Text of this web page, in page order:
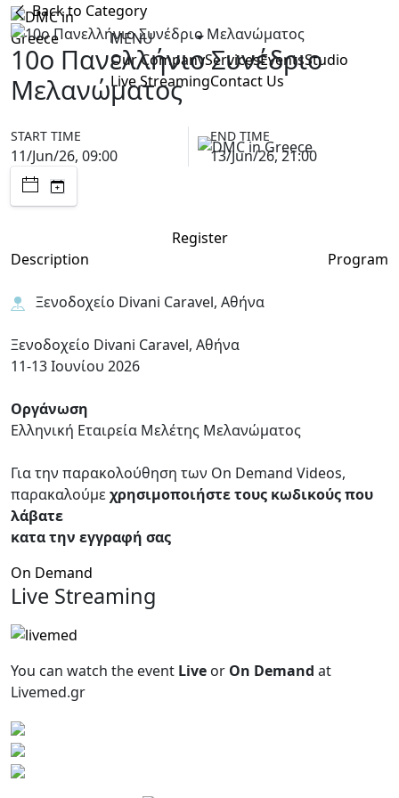
MENU
Our CompanyServicesEventsStudio
Live StreamingContact Us
Back to Category
10ο Πανελλήνιο Συνέδριο
Μελανώματος
START TIME
11/Jun/26, 09:00
END TIME
13/Jun/26, 21:00
Register
Description
Program
Ξενοδοχείο Divani Caravel, Αθήνα
Ξενοδοχείο Divani Caravel, Αθήνα
11-13 Ιουνίου 2026
Οργάνωση
Ελληνική Εταιρεία Μελέτης Μελανώματος
Για την παρακολούθηση των On Demand Videos,
παρακαλούμεχρησιμοποιήστε τους κωδικούς που
λάβατε
κατα την εγγραφή σας
On Demand
Live Streaming
You can watch the event Live or On Demand at
Livemed.gr